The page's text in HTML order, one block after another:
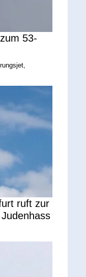
53-
ruft zur